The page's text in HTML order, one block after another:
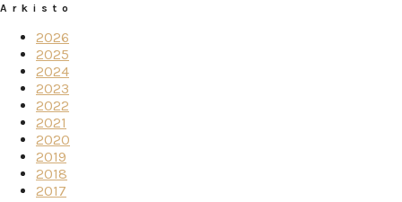
Arkisto
2026
2025
2024
2023
2022
2021
2020
2019
2018
2017